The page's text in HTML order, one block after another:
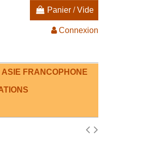
Panier /Vide
Connexion
ASIE FRANCOPHONE